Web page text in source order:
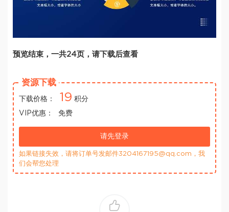
预览结束，一共24页，请下载后查看
资源下载
下载价格： 19 积分
VIP优惠：
免费
请先登录
如果链接失效，请将订单号发邮件3204167195@qq.com，我
们会帮您处理